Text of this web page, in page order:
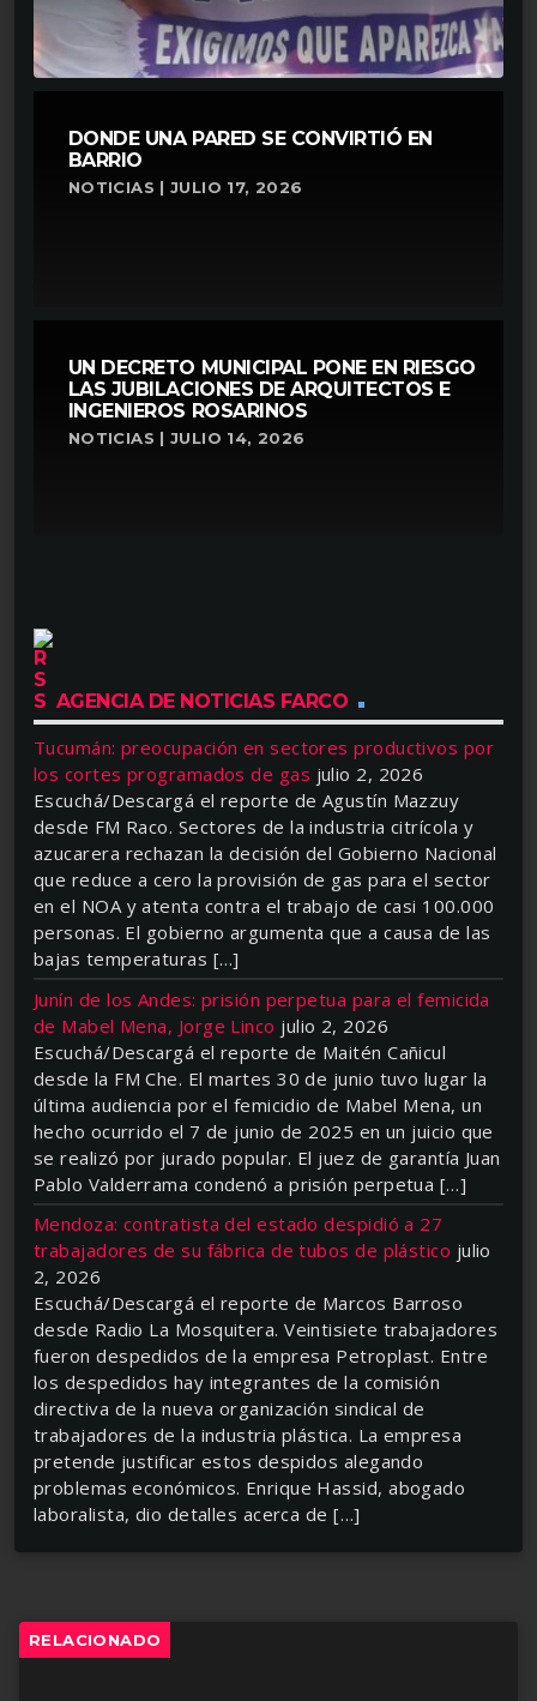
DONDE UNA PARED SE CONVIRTIÓ EN
BARRIO
NOTICIAS | JULIO 17, 2026
UN DECRETO MUNICIPAL PONE EN RIESGO
LAS JUBILACIONES DE ARQUITECTOS E
INGENIEROS ROSARINOS
NOTICIAS | JULIO 14, 2026
AGENCIA DE NOTICIAS FARCO
Tucumán: preocupación en sectores productivos por
los cortes programados de gas julio 2, 2026
Escuchá/Descargá el reporte de Agustín Mazzuy
desde FM Raco. Sectores de la industria citrícola y
azucarera rechazan la decisión del Gobierno Nacional
que reduce a cero la provisión de gas para el sector
en el NOA y atenta contra el trabajo de casi 100.000
personas. El gobierno argumenta que a causa de las
bajas temperaturas […]
Junín de los Andes: prisión perpetua para el femicida
de Mabel Mena, Jorge Linco julio 2, 2026
Escuchá/Descargá el reporte de Maitén Cañicul
desde la FM Che. El martes 30 de junio tuvo lugar la
última audiencia por el femicidio de Mabel Mena, un
hecho ocurrido el 7 de junio de 2025 en un juicio que
se realizó por jurado popular. El juez de garantía Juan
Pablo Valderrama condenó a prisión perpetua […]
Mendoza: contratista del estado despidió a 27
trabajadores de su fábrica de tubos de plástico julio
2, 2026
Escuchá/Descargá el reporte de Marcos Barroso
desde Radio La Mosquitera. Veintisiete trabajadores
fueron despedidos de la empresa Petroplast. Entre
los despedidos hay integrantes de la comisión
directiva de la nueva organización sindical de
trabajadores de la industria plástica. La empresa
pretende justificar estos despidos alegando
problemas económicos. Enrique Hassid, abogado
laboralista, dio detalles acerca de […]
RELACIONADO